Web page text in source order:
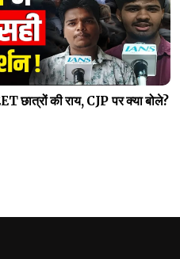
की राय, CJP पर क्या बोले?